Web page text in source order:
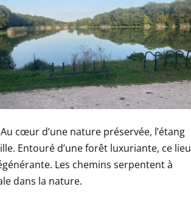
Au cœur d’une nature préservée, l’étang
Entouré d’une forêt luxuriante, ce lieu
Les chemins serpentent à
dans la nature.